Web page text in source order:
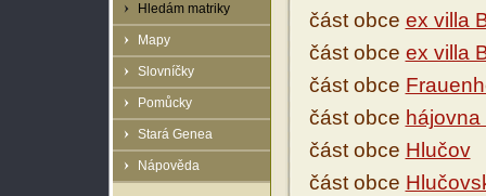
Hledám matriky
Mapy
Slovníčky
Pomůcky
Stará Genea
Nápověda
část obce ex villa
část obce ex villa
část obce
část obce hájovna
část obce Hlučov
část obce